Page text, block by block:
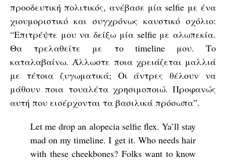
προοδευτική πολιτικός, ανέβασε μία selfie με ένα
χιουμοριστικό και συγχρόνως καυστικό σχόλιο:
“Επιτρέψτε μου να δείξω μία selfie με αλωπεκία.
Θα τρελαθείτε με το timeline μου. Το
καταλαβαίνω. Άλλωστε ποια χρειάζεται μαλλιά
με τέτοια ζυγωματικά; Οι άντρες θέλουν να
μάθουν ποια τουαλέτα χρησιμοποιώ. Προφανώς
αυτή που εισέρχονται τα βασιλικά πρόσωπα”.
Let me drop an alopecia selfie flex. Ya’ll stay
mad on my timeline. I get it. Who needs hair
with these cheekbones? Folks want to know